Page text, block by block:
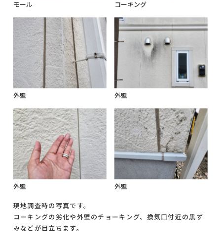
モール コーキング
外壁 外壁
外壁 外壁
現地調査時の写真です。
コーキングの劣化や外壁のチョーキング、換気口付近の黒ず
みなどが目立ちます。